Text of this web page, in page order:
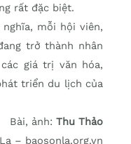
rất đặc biệt.
mỗi hội viên,
trở thành nhân
giá trị văn hóa,
triển du lịch của
Bài, ảnh: Thu Thảo
– baosonla.org.vn